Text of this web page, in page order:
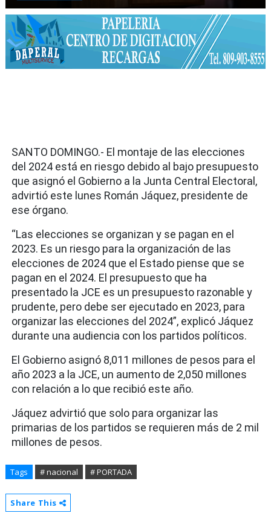
SANTO DOMINGO.- El montaje de las elecciones
del 2024 está en riesgo debido al bajo presupuesto
que asignó el Gobierno a la Junta Central Electoral,
advirtió este lunes Román Jáquez, presidente de
ese órgano.
“Las elecciones se organizan y se pagan en el
2023. Es un riesgo para la organización de las
elecciones de 2024 que el Estado piense que se
pagan en el 2024. El presupuesto que ha
presentado la JCE es un presupuesto razonable y
prudente, pero debe ser ejecutado en 2023, para
organizar las elecciones del 2024”, explicó Jáquez
durante una audiencia con los partidos políticos.
El Gobierno asignó 8,011 millones de pesos para el
año 2023 a la JCE, un aumento de 2,050 millones
con relación a lo que recibió este año.
Jáquez advirtió que solo para organizar las
primarias de los partidos se requieren más de 2 mil
millones de pesos.
Tags # nacional # PORTADA
Share This